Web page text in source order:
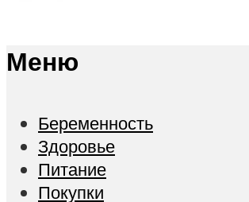
Меню
Беременность
Здоровье
Питание
Покупки